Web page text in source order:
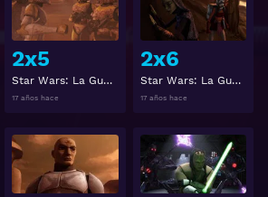
2x5
Star Wars: La Guerra de los Clones 2x5
17 años hace
2x6
Star Wars: La Guerra de los Clones 2x6
17 años hace
Ver Ver